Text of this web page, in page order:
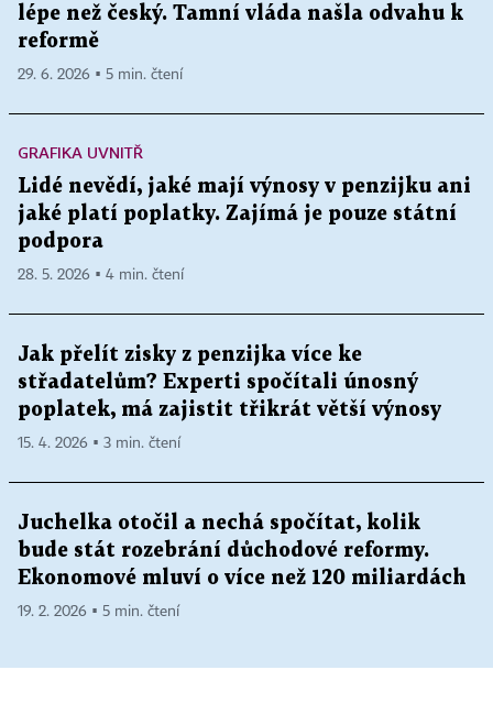
lépe než český. Tamní vláda našla odvahu k
reformě
29. 6. 2026 ▪ 5 min. čtení
GRAFIKA UVNITŘ
Lidé nevědí, jaké mají výnosy v penzijku ani
jaké platí poplatky. Zajímá je pouze státní
podpora
28. 5. 2026 ▪ 4 min. čtení
Jak přelít zisky z penzijka více ke
střadatelům? Experti spočítali únosný
poplatek, má zajistit třikrát větší výnosy
15. 4. 2026 ▪ 3 min. čtení
Juchelka otočil a nechá spočítat, kolik
bude stát rozebrání důchodové reformy.
Ekonomové mluví o více než 120 miliardách
19. 2. 2026 ▪ 5 min. čtení